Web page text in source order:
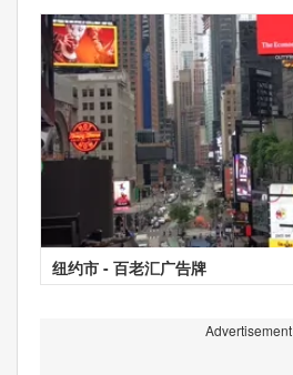
纽约市 - 百老汇广告牌
Advertisement